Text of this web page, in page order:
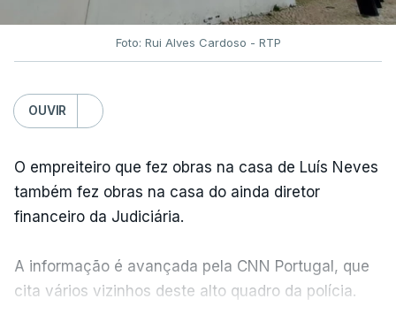
Foto: Rui Alves Cardoso - RTP
OUVIR
O empreiteiro que fez obras na casa de Luís Neves
também fez obras na casa do ainda diretor
financeiro da Judiciária.
A informação é avançada pela CNN Portugal, que
cita vários vizinhos deste alto quadro da polícia.